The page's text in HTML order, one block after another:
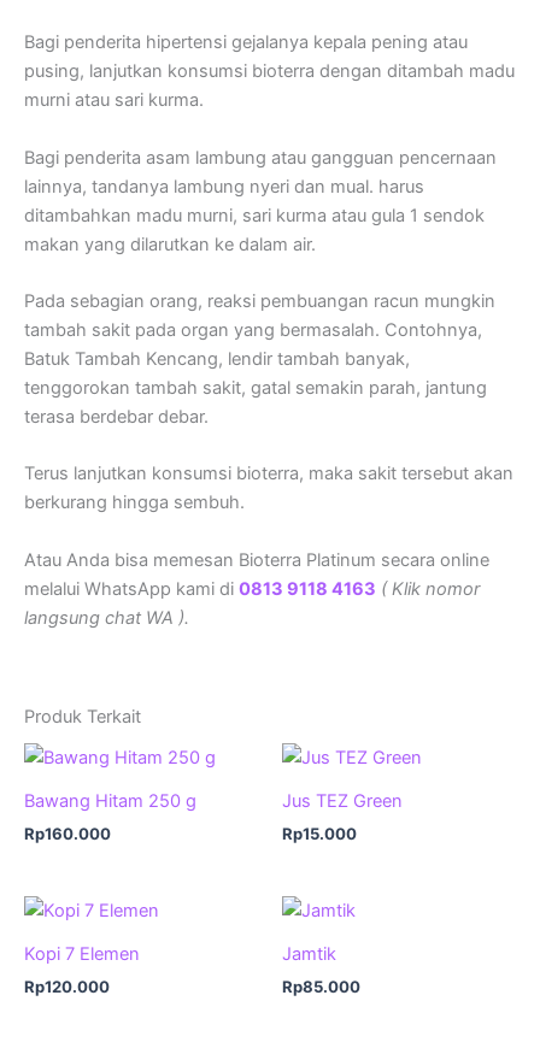
Bagi penderita hipertensi gejalanya kepala pening atau
pusing, lanjutkan konsumsi bioterra dengan ditambah madu
murni atau sari kurma.
Bagi penderita asam lambung atau gangguan pencernaan
lainnya, tandanya lambung nyeri dan mual. harus
ditambahkan madu murni, sari kurma atau gula 1 sendok
makan yang dilarutkan ke dalam air.
Pada sebagian orang, reaksi pembuangan racun mungkin
tambah sakit pada organ yang bermasalah. Contohnya,
Batuk Tambah Kencang, lendir tambah banyak,
tenggorokan tambah sakit, gatal semakin parah, jantung
terasa berdebar debar.
Terus lanjutkan konsumsi bioterra, maka sakit tersebut akan
berkurang hingga sembuh.
Atau Anda bisa memesan Bioterra Platinum secara online
melalui WhatsApp kami di 0813 9118 4163 ( Klik nomor
langsung chat WA ).
Produk Terkait
Bawang Hitam 250 g
Rp160.000
Jus TEZ Green
Rp15.000
Kopi 7 Elemen
Rp120.000
Jamtik
Rp85.000